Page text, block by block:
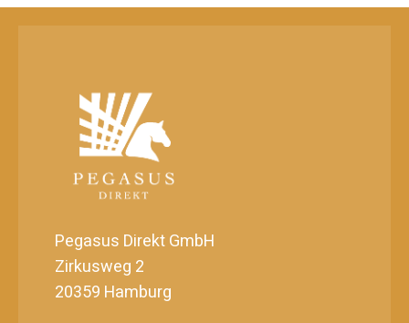
Pegasus Direkt GmbH
Zirkusweg 2
20359 Hamburg